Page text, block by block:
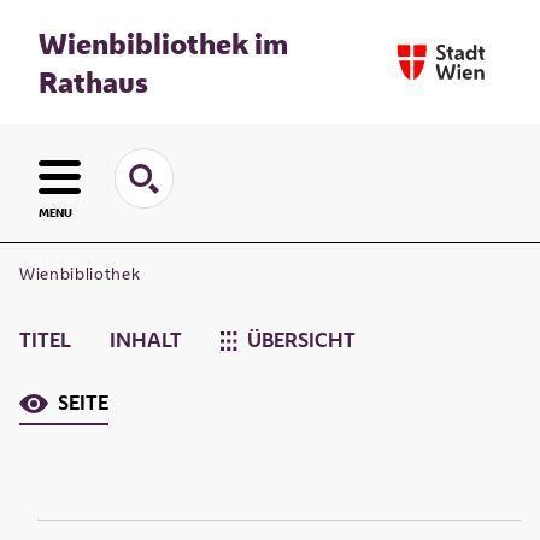
Wienbibliothek im
Rathaus
MENU
Wienbibliothek
TITEL INHALT ÜBERSICHT
SEITE